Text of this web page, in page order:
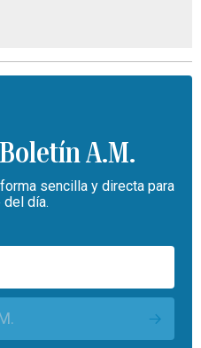
Boletín A.M.
sencilla y directa para
día.